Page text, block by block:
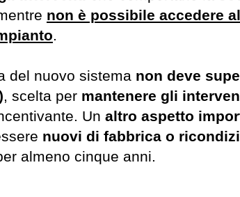
non è possibile accedere
.
del nuovo sistema non deve
, scelta per mantenere gli
Un altro aspetto
nuovi di fabbrica o
almeno cinque anni.